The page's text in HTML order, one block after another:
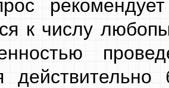
к числу